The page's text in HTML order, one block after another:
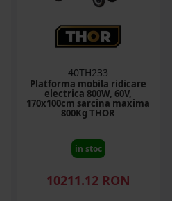
40TH233
Platforma mobila ridicare
electrica 800W, 60V,
170x100cm sarcina maxima
800Kg THOR
in stoc
10211.12 RON